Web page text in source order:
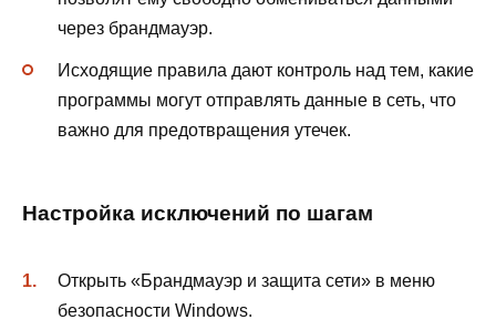
через брандмауэр.
Исходящие правила дают контроль над тем, какие
программы могут отправлять данные в сеть, что
важно для предотвращения утечек.
Настройка исключений по шагам
Открыть «Брандмауэр и защита сети» в меню
безопасности Windows.